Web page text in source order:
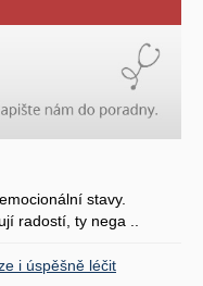
stavy.
radostí, ty nega ..
i úspěšně léčit